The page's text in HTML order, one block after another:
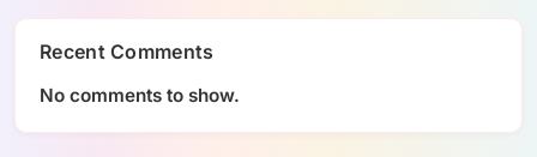
Recent Comments
No comments to show.